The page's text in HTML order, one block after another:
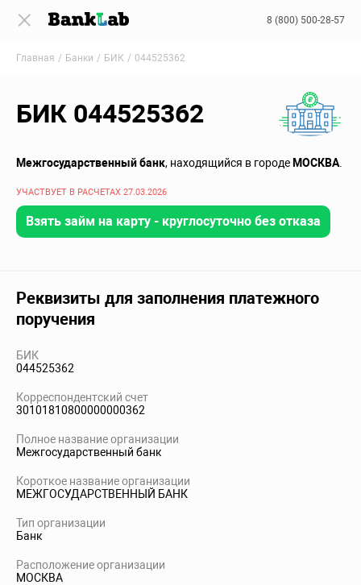
8 (800) 500-28-57
Главная Банки БИК 044525362
БИК 044525362
Межгосударственный банк, находящийся в городе МОСКВА
УЧАСТВУЕТ В РАСЧЕТАХ 27.03.2026
Взять займ на карту - круглосуточно без отказа
Реквизиты для заполнения платежного
поручения
БИК
044525362
Корреспондентский счет
30101810800000000362
Полное название организации
Межгосударственный банк
Короткое название организации
МЕЖГОСУДАРСТВЕННЫЙ БАНК
Тип организации
Банк
Расположение организации
МОСКВА